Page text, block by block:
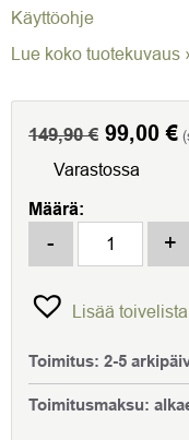
Käyttöohje
Lue koko tuotekuvaus
149,90€
hinta
149,90 €.
99,00€
Varastossa
Määrä:
- +
Lisää
Toimitus: 2-5
Toimitusmaksu: